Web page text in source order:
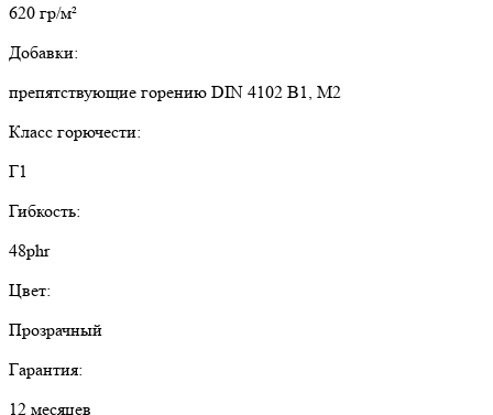
620 гр/м²
Добавки:
препятствующие горению DIN 4102 B1, M2
Класс горючести:
Г1
Гибкость:
48phr
Цвет:
Прозрачный
Гарантия:
12 месяцев